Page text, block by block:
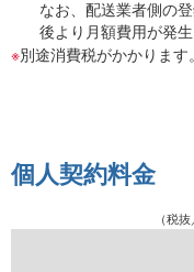
なお、配送業者側の
後より月額費用が発
※別途消費税がかかります。
個人契約料金
（税